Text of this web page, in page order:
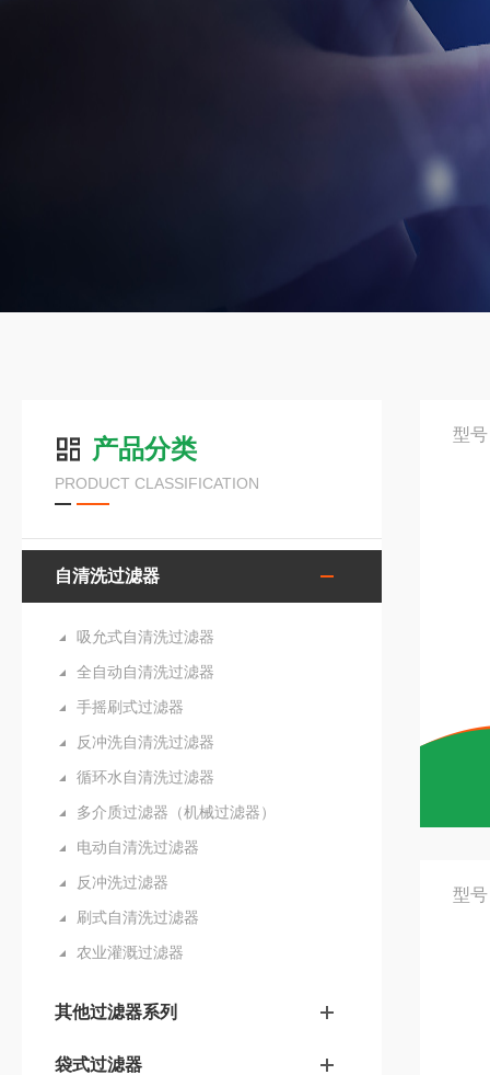
产品分类
PRODUCT CLASSIFICATION
自清洗过滤器
吸允式自清洗过滤器
全自动自清洗过滤器
手摇刷式过滤器
反冲洗自清洗过滤器
循环水自清洗过滤器
多介质过滤器（机械过滤器）
电动自清洗过滤器
反冲洗过滤器
刷式自清洗过滤器
农业灌溉过滤器
其他过滤器系列
袋式过滤器
型
型